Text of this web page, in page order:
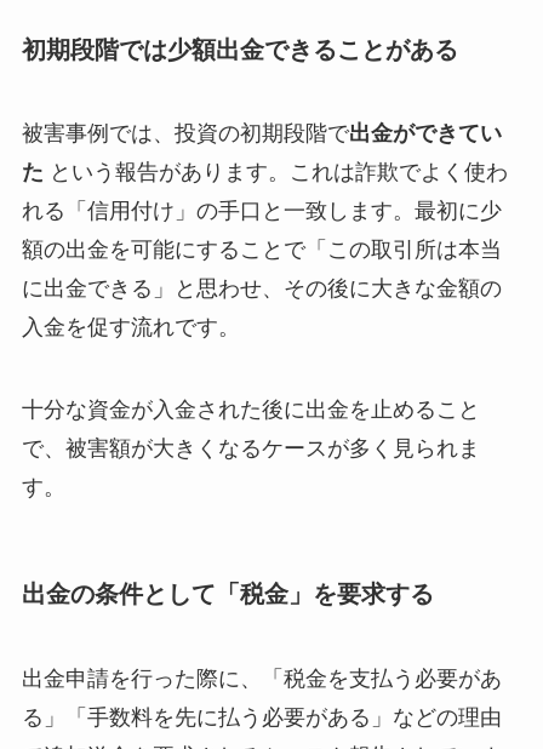
初期段階では少額出金できることがある
被害事例では、投資の初期段階で出金ができてい
た という報告があります。これは詐欺でよく使わ
れる「信用付け」の手口と一致します。最初に少
額の出金を可能にすることで「この取引所は本当
に出金できる」と思わせ、その後に大きな金額の
入金を促す流れです。
十分な資金が入金された後に出金を止めること
で、被害額が大きくなるケースが多く見られま
す。
出金の条件として「税金」を要求する
出金申請を行った際に、「税金を支払う必要があ
る」「手数料を先に払う必要がある」などの理由